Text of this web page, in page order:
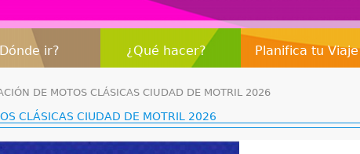
ir? ¿Qué hacer? Planifica tu Viaje
DE MOTOS CLÁSICAS CIUDAD DE MOTRIL 2026
CLÁSICAS CIUDAD DE MOTRIL 2026